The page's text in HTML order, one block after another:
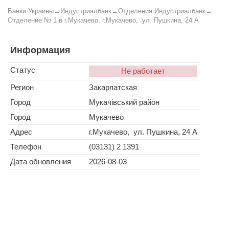
Банки Украины→ Индустриалбанк→ Отделения Индустриалбанк→
Отделение № 1 в г.Мукачево, г.Мукачево, ул. Пушкина, 24 А
Информация
Статус
Не работает
Регион
Закарпатская
Город
Мукачівський район
Город
Мукачево
Адрес
г.Мукачево, ул. Пушкина, 24 А
Телефон
(03131) 2 1391
Дата обновления
2026-08-03